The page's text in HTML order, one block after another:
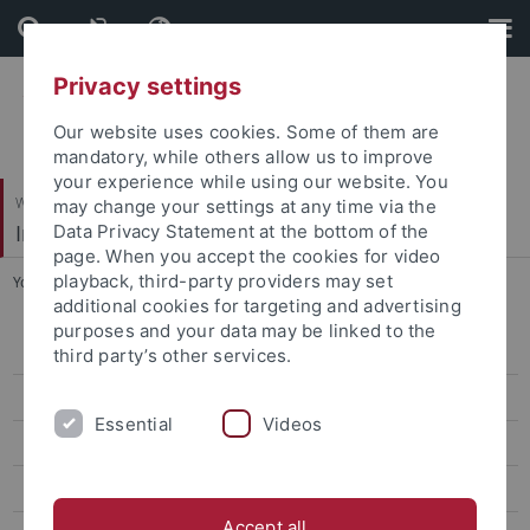
Skip
to
content
Skip
to
footer
Wirtschafts- und Sozialwissenschaftliche Fakultät
Institut für Erziehungswissenschaft
You are here: Startseite ... Abgeschlossene Forschungsprojekte
Personal
Laufende Forschungsprojekte
Privacy settings
Our website uses cookies. Some of them are
mandatory, while others allow us to improve
your experience while using our website. You
may change your settings at any time via the
Data Privacy Statement at the bottom of the
page. When you accept the cookies for video
playback, third-party providers may set
additional cookies for targeting and advertising
purposes and your data may be linked to the
third party’s other services.
Essential Videos